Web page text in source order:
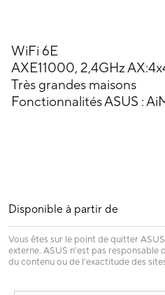
WiFi 6E
AXE11000, 2,4GHz
Très grandes maisons
Fonctionnalités ASUS :
Disponible à partir de
Vous êtes sur le point de quitter
externe. ASUS n'est pas
du contenu ou de l'exactitude des